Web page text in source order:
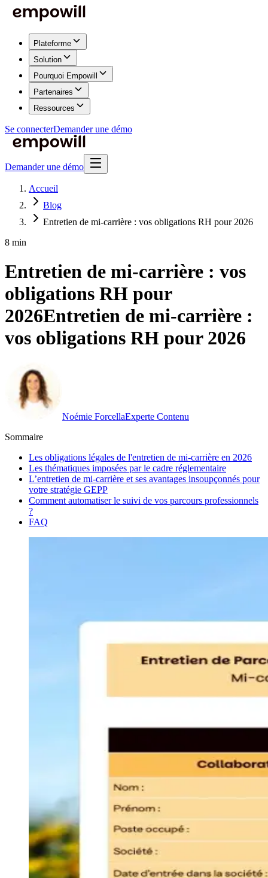
Plateforme
Solution
Pourquoi Empowill
Partenaires
Ressources
Se connecterDemander une démo
Demander une démo
Accueil
Blog
Entretien de mi-carrière : vos obligations RH pour 2026
8 min
Entretien de mi-carrière : vos
obligations RH pour
2026Entretien de mi-carrière :
vos obligations RH pour 2026
Noémie ForcellaExperte Contenu
Sommaire
Les obligations légales de l'entretien de mi-carrière en 2026
Les thématiques imposées par le cadre réglementaire
L’entretien de mi-carrière et ses avantages insoupçonnés pour
votre stratégie GEPP
Comment automatiser le suivi de vos parcours professionnels
?
FAQ